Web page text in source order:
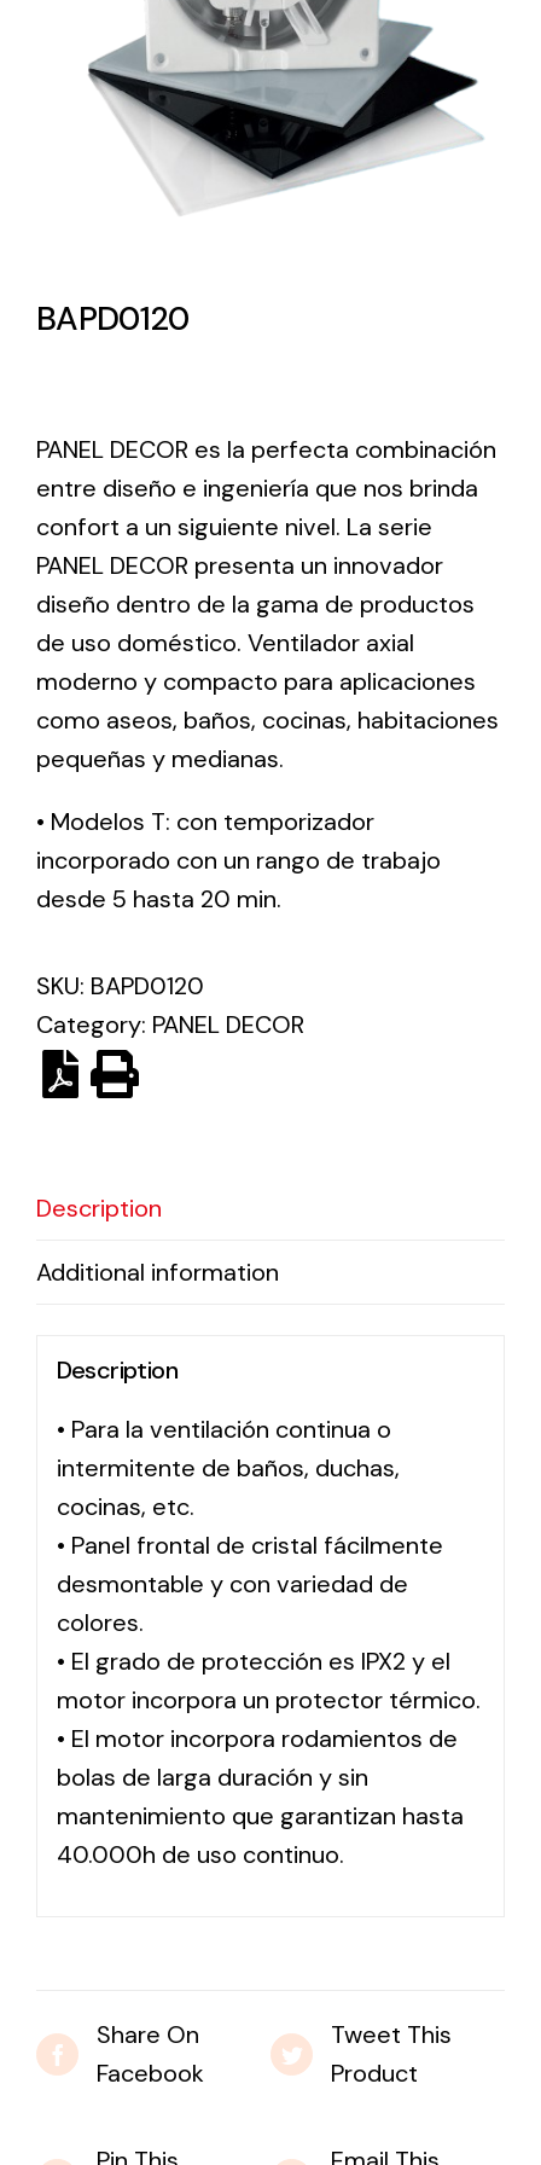
Lighting and Electrical
Equipment
Complete solutions in lighting and electrical
material for each project and need
ventilación industriales
Ventilation
meant a greater offer of ventilation products for
different uses
Iluminación Solar
de necesidades.
Variety of solar solutions for all kinds of needs.
BAPD0120
PANEL DECOR es la perfecta combinación
entre diseño e ingeniería que nos brinda
confort a un siguiente nivel. La serie
PANEL DECOR presenta un innovador
diseño dentro de la gama de productos
de uso doméstico. Ventilador axial
moderno y compacto para aplicaciones
como aseos, baños, cocinas, habitaciones
pequeñas y medianas.
• Modelos T: con temporizador
incorporado con un rango de trabajo
desde 5 hasta 20 min.
SKU: BAPD0120
Category: PANEL DECOR
Description
Additional information
Description
• Para la ventilación continua o
intermitente de baños, duchas,
cocinas, etc.
• Panel frontal de cristal fácilmente
desmontable y con variedad de
colores.
• El grado de protección es IPX2 y el
motor incorpora un protector térmico.
• El motor incorpora rodamientos de
bolas de larga duración y sin
mantenimiento que garantizan hasta
40.000h de uso continuo.
Share On
Facebook
Tweet This
Product